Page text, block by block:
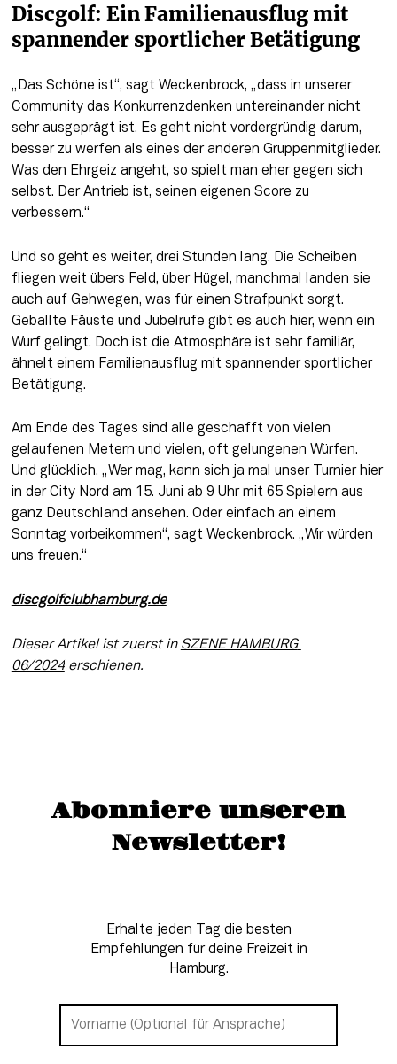
Discgolf: Ein Familienausflug mit
spannender sportlicher Betätigung
„Das Schöne ist“, sagt Weckenbrock, „dass in unserer
Community das Konkurrenzdenken untereinander nicht
sehr ausgeprägt ist. Es geht nicht vordergründig darum,
besser zu werfen als eines der anderen Gruppenmitglieder.
Was den Ehrgeiz angeht, so spielt man eher gegen sich
selbst. Der Antrieb ist, seinen eigenen Score zu
verbessern.“
Und so geht es weiter, drei Stunden lang. Die Scheiben
fliegen weit übers Feld, über Hügel, manchmal landen sie
auch auf Gehwegen, was für einen Strafpunkt sorgt.
Geballte Fäuste und Jubelrufe gibt es auch hier, wenn ein
Wurf gelingt. Doch ist die Atmosphäre ist sehr familiär,
ähnelt einem Familienausflug mit spannender sportlicher
Betätigung.
Am Ende des Tages sind alle geschafft von vielen
gelaufenen Metern und vielen, oft gelungenen Würfen.
Und glücklich. „Wer mag, kann sich ja mal unser Turnier hier
in der City Nord am 15. Juni ab 9 Uhr mit 65 Spielern aus
ganz Deutschland ansehen. Oder einfach an einem
Sonntag vorbeikommen“, sagt Weckenbrock. „Wir würden
uns freuen.“
discgolfclubhamburg.de
Dieser Artikel ist zuerst in SZENE HAMBURG
06/2024 erschienen.
Abonniere unseren
Newsletter!
Erhalte jeden Tag die besten
Empfehlungen für deine Freizeit in
Hamburg.